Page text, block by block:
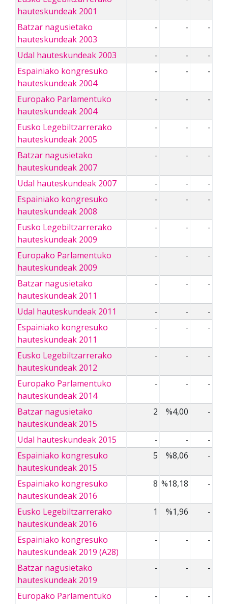
hauteskundeak 2001
Batzar nagusietako
hauteskundeak 2003
- - -
Udal hauteskundeak 2003 - -
-
Espainiako kongresuko
hauteskundeak 2004
- - -
Europako Parlamentuko
hauteskundeak 2004
- - -
Eusko Legebiltzarrerako
hauteskundeak 2005
- - -
Batzar nagusietako
hauteskundeak 2007
- - -
Udal hauteskundeak 2007 - -
-
Espainiako kongresuko
hauteskundeak 2008
- - -
Eusko Legebiltzarrerako
hauteskundeak 2009
- - -
Europako Parlamentuko
hauteskundeak 2009
- - -
Batzar nagusietako
hauteskundeak 2011
- - -
Udal hauteskundeak 2011 - -
-
Espainiako kongresuko
hauteskundeak 2011
- - -
Eusko Legebiltzarrerako
hauteskundeak 2012
- - -
Europako Parlamentuko
hauteskundeak 2014
- - -
Batzar nagusietako
hauteskundeak 2015
2 %4,00 -
Udal hauteskundeak 2015 - -
-
Espainiako kongresuko
hauteskundeak 2015
5 %8,06 -
Espainiako kongresuko
hauteskundeak 2016
8 %18,18 -
Eusko Legebiltzarrerako
hauteskundeak 2016
1 %1,96 -
Espainiako kongresuko
hauteskundeak 2019 (A28)
- - -
Batzar nagusietako
hauteskundeak 2019
- - -
Europako Parlamentuko
- - -